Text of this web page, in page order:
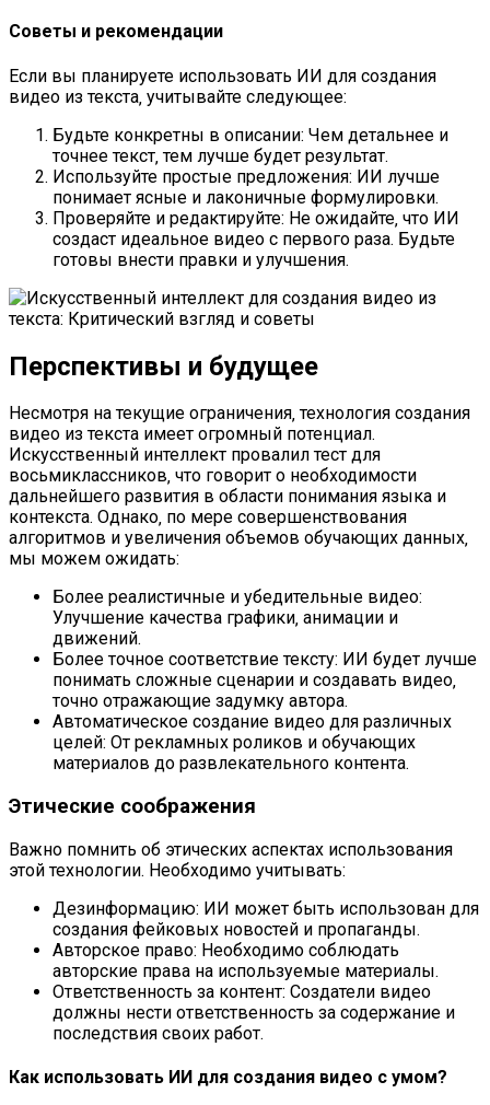
Советы и рекомендации
Если вы планируете использовать ИИ для создания
видео из текста‚ учитывайте следующее:
Будьте конкретны в описании: Чем детальнее и
точнее текст‚ тем лучше будет результат.
Используйте простые предложения: ИИ лучше
понимает ясные и лаконичные формулировки.
Проверяйте и редактируйте: Не ожидайте‚ что ИИ
создаст идеальное видео с первого раза. Будьте
готовы внести правки и улучшения.
Перспективы и будущее
Несмотря на текущие ограничения‚ технология создания
видео из текста имеет огромный потенциал.
Искусственный интеллект провалил тест для
восьмиклассников‚ что говорит о необходимости
дальнейшего развития в области понимания языка и
контекста. Однако‚ по мере совершенствования
алгоритмов и увеличения объемов обучающих данных‚
мы можем ожидать:
Более реалистичные и убедительные видео:
Улучшение качества графики‚ анимации и
движений.
Более точное соответствие тексту: ИИ будет лучше
понимать сложные сценарии и создавать видео‚
точно отражающие задумку автора.
Автоматическое создание видео для различных
целей: От рекламных роликов и обучающих
материалов до развлекательного контента.
Этические соображения
Важно помнить об этических аспектах использования
этой технологии. Необходимо учитывать:
Дезинформацию: ИИ может быть использован для
создания фейковых новостей и пропаганды.
Авторское право: Необходимо соблюдать
авторские права на используемые материалы.
Ответственность за контент: Создатели видео
должны нести ответственность за содержание и
последствия своих работ.
Как использовать ИИ для создания видео с умом?